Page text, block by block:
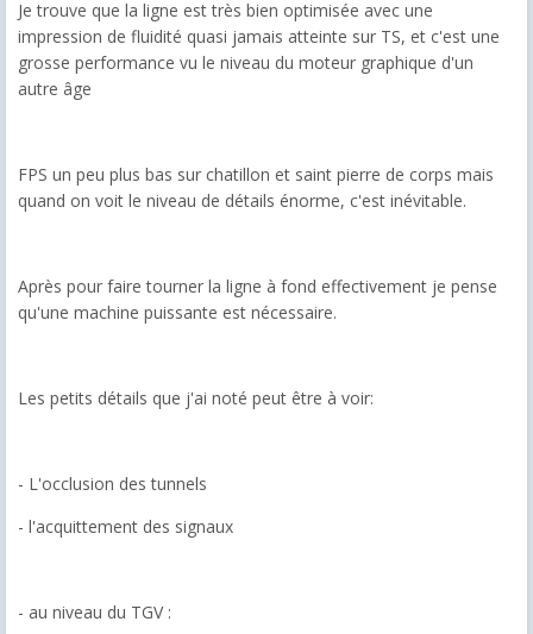
Je trouve que la ligne est très bien optimisée avec une
impression de fluidité quasi jamais atteinte sur TS, et c'est une
grosse performance vu le niveau du moteur graphique d'un
autre âge
FPS un peu plus bas sur chatillon et saint pierre de corps mais
quand on voit le niveau de détails énorme, c'est inévitable.
Après pour faire tourner la ligne à fond effectivement je pense
qu'une machine puissante est nécessaire.
Les petits détails que j'ai noté peut être à voir:
- L'occlusion des tunnels
- l'acquittement des signaux
- au niveau du TGV :